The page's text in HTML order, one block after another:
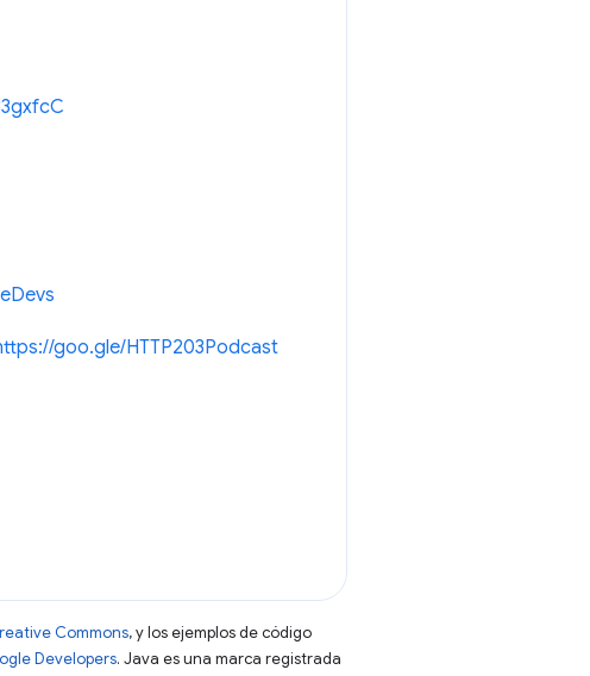
goo.gle/HTTP203Podcast
Commons, y los ejemplos de código
Developers. Java es una marca registrada